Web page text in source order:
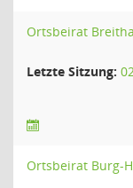
Ortsbeirat
Letzte Sitzung:
Ortsbeirat Burg-